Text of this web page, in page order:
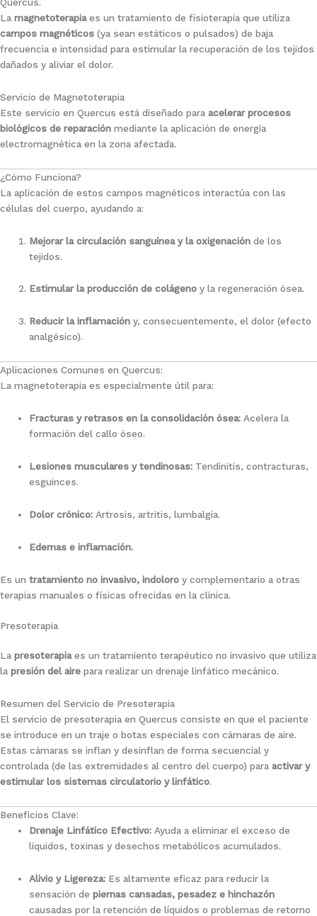
La magnetoterapiaes un tratamiento de fisioterapia que utiliza
campos magnéticos (ya sean estáticos o pulsados) de baja
frecuencia e intensidad para estimular la recuperación de los tejidos
dañados y aliviar el dolor.
Servicio de Magnetoterapia
Este servicio en Quercus está diseñado para acelerar procesos
biológicos de reparación mediante la aplicación de energía
electromagnética en la zona afectada.
¿Cómo Funciona?
La aplicación de estos campos magnéticos interactúa con las
células del cuerpo, ayudando a:
Mejorar la circulación sanguínea y la oxigenación de los
tejidos.
Estimular la producción de colágeno y la regeneración ósea.
Reducir la inflamación y, consecuentemente, el dolor (efecto
analgésico).
Aplicaciones Comunes en Quercus:
La magnetoterapia es especialmente útil para:
Fracturas y retrasos en la consolidación ósea: Acelera la
formación del callo óseo.
Lesiones musculares y tendinosas: Tendinitis, contracturas,
esguinces.
Dolor crónico: Artrosis, artritis, lumbalgia.
Edemas e inflamación.
Es un tratamiento no invasivo, indoloro y complementario a otras
terapias manuales o físicas ofrecidas en la clínica.
Presoterapia
La presoterapiaes un tratamiento terapéutico no invasivo que utiliza
la presión del aire para realizar un drenaje linfático mecánico.
Resumen del Servicio de Presoterapia
El servicio de presoterapia en Quercus consiste en que el paciente
se introduce en un traje o botas especiales con cámaras de aire.
Estas cámaras se inflan y desinflan de forma secuencial y
controlada (de las extremidades al centro del cuerpo) para activar y
estimular los sistemas circulatorio y linfático.
Beneficios Clave:
Drenaje Linfático Efectivo: Ayuda a eliminar el exceso de
líquidos, toxinas y desechos metabólicos acumulados.
Alivio y Ligereza: Es altamente eficaz para reducir la
sensación depiernas cansadas, pesadez e hinchazón
causadas por la retención de líquidos o problemas de retorno